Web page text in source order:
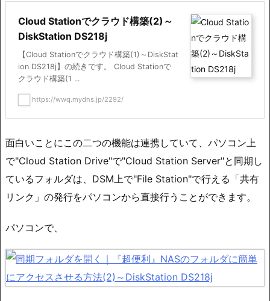
Cloud Stationでクラウド構築(2)～
DiskStation DS218j
【Cloud Stationでクラウド構築(1)～DiskStat
ion DS218j】の続きです。 Cloud Stationで
クラウド構築(1 ...
https://wwq.mydns.jp/2292/
面白いことにこの二つの機能は連携していて、パソコン上
で"Cloud Station Drive"で"Cloud Station Server"と同期し
ているフォルダは、DSM上で"File Station"で行える「共有
リンク」の発行をパソコンから直接行うことができます。
パソコンで、